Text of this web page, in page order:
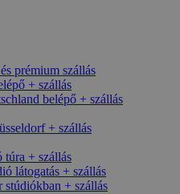
prémium szállás
+ szállás
belépő + szállás
+ szállás
+ szállás
látogatás + szállás
stúdiókban + szállás